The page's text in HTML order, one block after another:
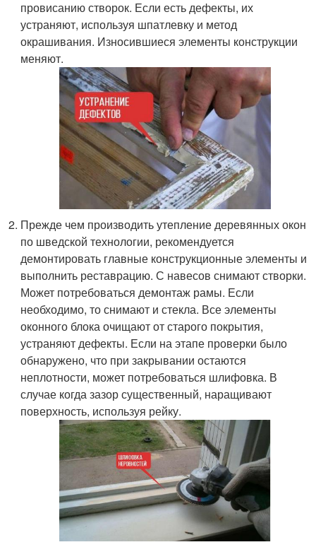
провисанию створок. Если есть дефекты, их
устраняют, используя шпатлевку и метод
окрашивания. Износившиеся элементы конструкции
меняют.
Прежде чем производить утепление деревянных окон
по шведской технологии, рекомендуется
демонтировать главные конструкционные элементы и
выполнить реставрацию. С навесов снимают створки.
Может потребоваться демонтаж рамы. Если
необходимо, то снимают и стекла. Все элементы
оконного блока очищают от старого покрытия,
устраняют дефекты. Если на этапе проверки было
обнаружено, что при закрывании остаются
неплотности, может потребоваться шлифовка. В
случае когда зазор существенный, наращивают
поверхность, используя рейку.